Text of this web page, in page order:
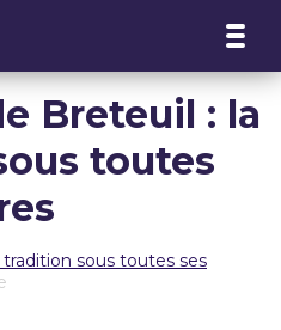
Breteuil : la
toutes
sous toutes ses